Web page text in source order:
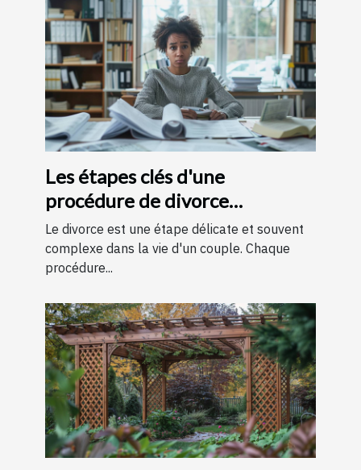
Les étapes clés d'une
procédure de divorce
expliquées simplement
Le divorce est une étape délicate et souvent
complexe dans la vie d'un couple. Chaque
procédure...